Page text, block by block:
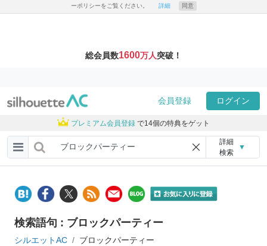
ーポリシーをご覧ください。 詳細 同意
総会員数1600万人突破！
会員登録 ログイン
プレミアム会員登録 で14個の特典をゲット
詳細
検索
▼
検索語句 : ブロックパーティー
シルエットAC ブロックパーティー